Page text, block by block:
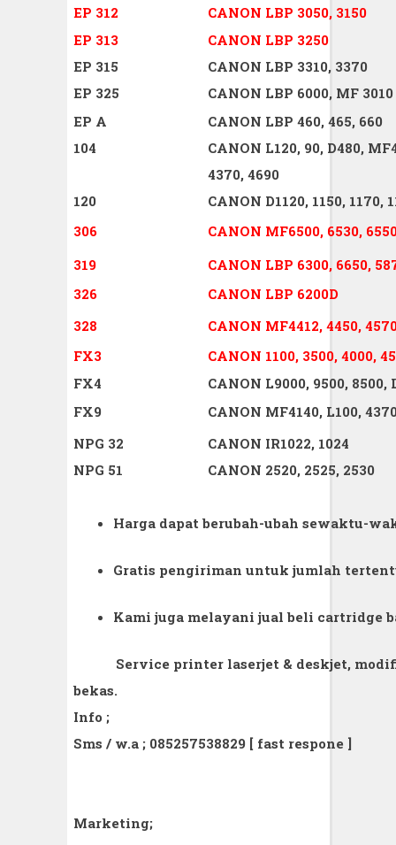
EP 312
CANON LBP 3050, 3150
EP 313
CANON LBP 3250
EP 315
CANON LBP 3310, 3370
EP 325
CANON LBP 6000, MF 3010
EP A
CANON LBP 460, 465, 660
104
CANON L120, 90, D480,
4370, 4690
120
CANON D1120, 1150, 1170,
306
CANON MF6500, 6530,
319
CANON LBP 6300, 6650,
326
CANON LBP 6200D
328
CANON MF4412, 4450,
FX3
CANON 1100, 3500, 4000,
FX4
CANON L9000, 9500, 8500,
FX9
CANON MF4140, L100,
NPG 32
CANON IR1022, 1024
NPG 51
CANON 2520, 2525, 2530
Harga dapat berubah-ubah sewaktu-
Gratis pengiriman untuk jumlah
Kami juga melayani jual beli cartridge
Service printer laserjet & deskjet,
bekas.
Info ;
Sms / w.a ; 085257538829 [ fast respone ]
Marketing;